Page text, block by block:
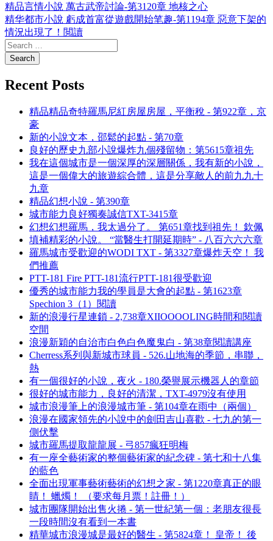
精品言情小說 萬古武帝討論-第3120章 地核之心
精华都市小說 虧成首富從遊戲開始笔趣-第1194章 惡意下架的
情況出現了！閲讀
Recent Posts
精品精品奇特羅馬尼紅房屋房屋，平衡稅 - 第922章，京
豪
新的小說文本，邵鬆的起點 - 第70章
良好的歷史九部小說爆炸九個殘留物：第5615章祖先
我在這個城市是一個深厚的深層關係，我有新的小說，
這是一個偉大的旅遊綜合體，這是分享敵人的前九九十
九章
精品幻想小說 - 第390章
城市能力良好獨奏誠信TXT-3415章
幻想幻想羅馬，我太過分了。 第651章找到祖先！ 欽佩
填補精彩的小說。 “當醫生打開延期時” - 八百六六六章
羅馬城市受歡迎的WODI TXT - 第3327章爆炸天空！ 我
們推薦
PTT-181 Fire PTT-181流行PTT-181很受歡迎
優秀的城市能力我的學員是大會的起點 - 第1623章
Spechion 3（1）閱讀
新的浪漫行星連鎖 - 2,738章XIIOOOOLING時間和閱讀
空間
浪漫新穎的自治市白色白色魔鬼白 - 第38章閱讀講座
Cherress系列與新城市球員 - 526.山地海的季節，串聯，
熱
有一個很好的小說，夜火 - 180.榮譽展示機器人的章節
很好的城市能力，良好的清潔，TXT-4979沒有使用
城市浪漫筆上的浪漫城市筆 - 第104章在雨中（兩個）
浪漫在國家領先的小說中的劍田吉山喜歡 - 七九的第一
側伏擊
城市羅馬提取龍龍展 - 弓857瘋狂明梅
有一座全藝術家的整個藝術家的紀念碑 - 第七和十八集
的藍色
全面出現軍事藝術藝術的幻想之家 - 第1220章真正的眼
睛！ 蠟燭！ （要求每月票！註冊！）
城市團隊開始出售火捲 - 第一世紀第一個：老朋友很長
一段時間沒有看到一本書
精華城市浪漫城是最好的醫生 - 第5824章！ 皇帝！ 後